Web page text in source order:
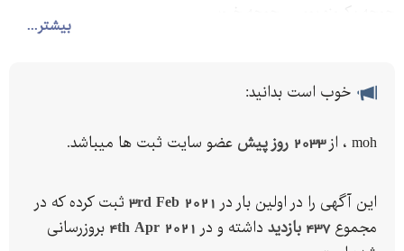
بیشتر...
جوجه یکروزه بومی , جوجه خروس
شرکت نمونه نمونه تک بیش از چند دهه فعالیت در عرصه پرورش
ارگانیک و تامین غذای سالم جامعه اکنون بیش از قطعه نیمچه سه
امکان تزریق واکسن نیوکاسل ، برونشیت و آنفلونزا در هنگام ارسال
وجود دارد.
خوب است بدانید:
moh ، از 2033 روز پیش عضو سایت ثبت ها میباشد.
این آگهی را در اولین بار در 3rd Feb 2021 ثبت کرده که در
مجموع437 بازدید داشته و در 4th Apr 2021 بروزرسانی